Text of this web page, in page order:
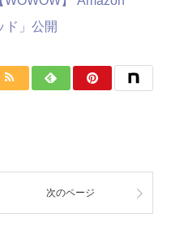
ド」公開
次のページ